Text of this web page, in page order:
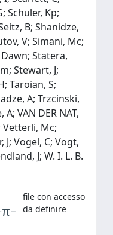
Schuler, Kp;
B; Shanidze,
V; Simani, Mc;
Statera,
Stewart, J;
Taroian, S;
A; Trzcinski,
VAN DER NAT,
Vetterli, Mc;
J; Vogel, C; Vogt,
J; W. I. L. B.
file con accesso
da definire